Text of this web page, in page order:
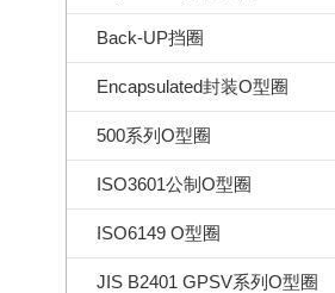
Back-UP挡圈
Encapsulated封装O型圈
500系列O型圈
ISO3601公制O型圈
ISO6149 O型圈
JIS B2401 GPSV系列O型圈